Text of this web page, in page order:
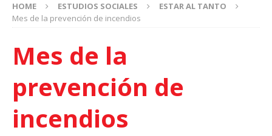
HOME ESTUDIOS SOCIALES
ESTAR AL TANTO
Mes de la prevención de incendios
Mes de la
prevención de
incendios